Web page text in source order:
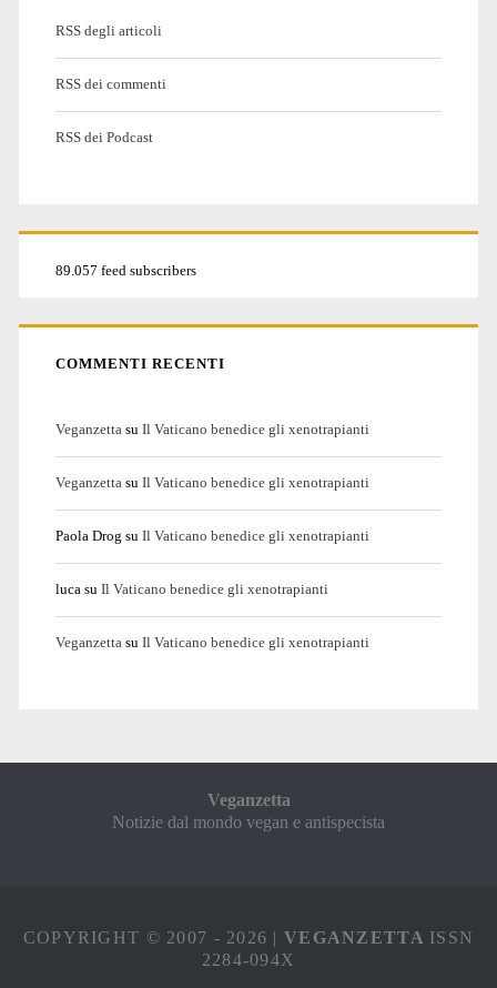
RSS degli articoli
RSS dei commenti
RSS dei Podcast
89.057 feed subscribers
COMMENTI RECENTI
Veganzetta su Il Vaticano benedice gli xenotrapianti
Veganzetta su Il Vaticano benedice gli xenotrapianti
Paola Drog su Il Vaticano benedice gli xenotrapianti
luca su Il Vaticano benedice gli xenotrapianti
Veganzetta su Il Vaticano benedice gli xenotrapianti
Veganzetta
Notizie dal mondo vegan e antispecista
COPYRIGHT © 2007 - 2026 |VEGANZETTA ISSN
2284-094X